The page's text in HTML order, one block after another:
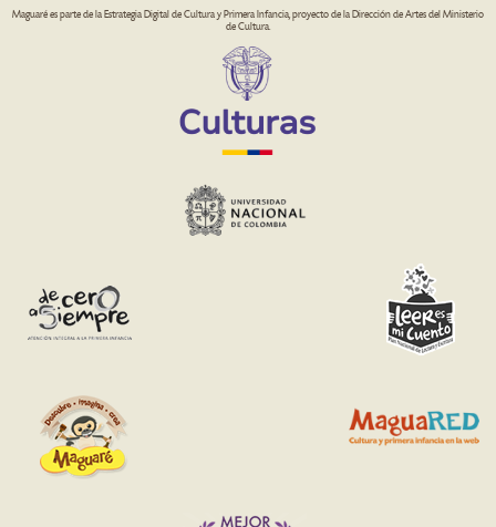
Maguaré es parte de la Estrategia Digital de Cultura y Primera Infancia, proyecto de la Dirección de Artes del Ministerio
de Cultura.